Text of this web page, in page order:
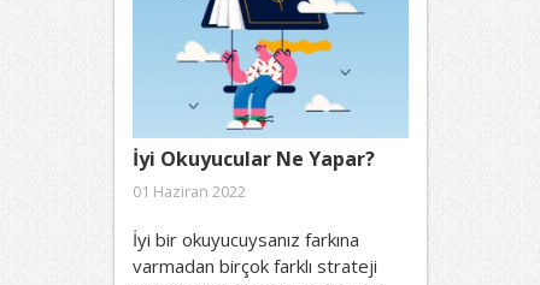
İyi Okuyucular Ne Yapar?
01 Haziran 2022
İyi bir okuyucuysanız farkına
varmadan birçok farklı strateji